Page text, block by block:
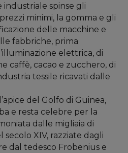
industriale spinse gli
minimi, la gomma e gli
delle macchine e
fabbriche, prima
elettrica, di
caffè, cacao e zucchero, di
tessile ricavati dalle
del Golfo di Guinea,
e resta celebre per la
dalle migliaia di
XIV, razziate dagli
dal tedesco Frobenius e